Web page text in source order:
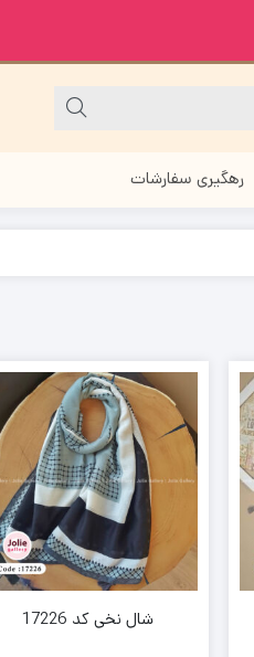
رهگیری سفارشات
شال نخی کد 17226